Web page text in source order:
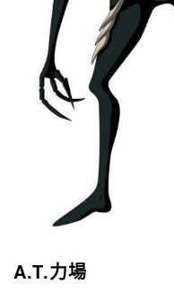
A.T.力場